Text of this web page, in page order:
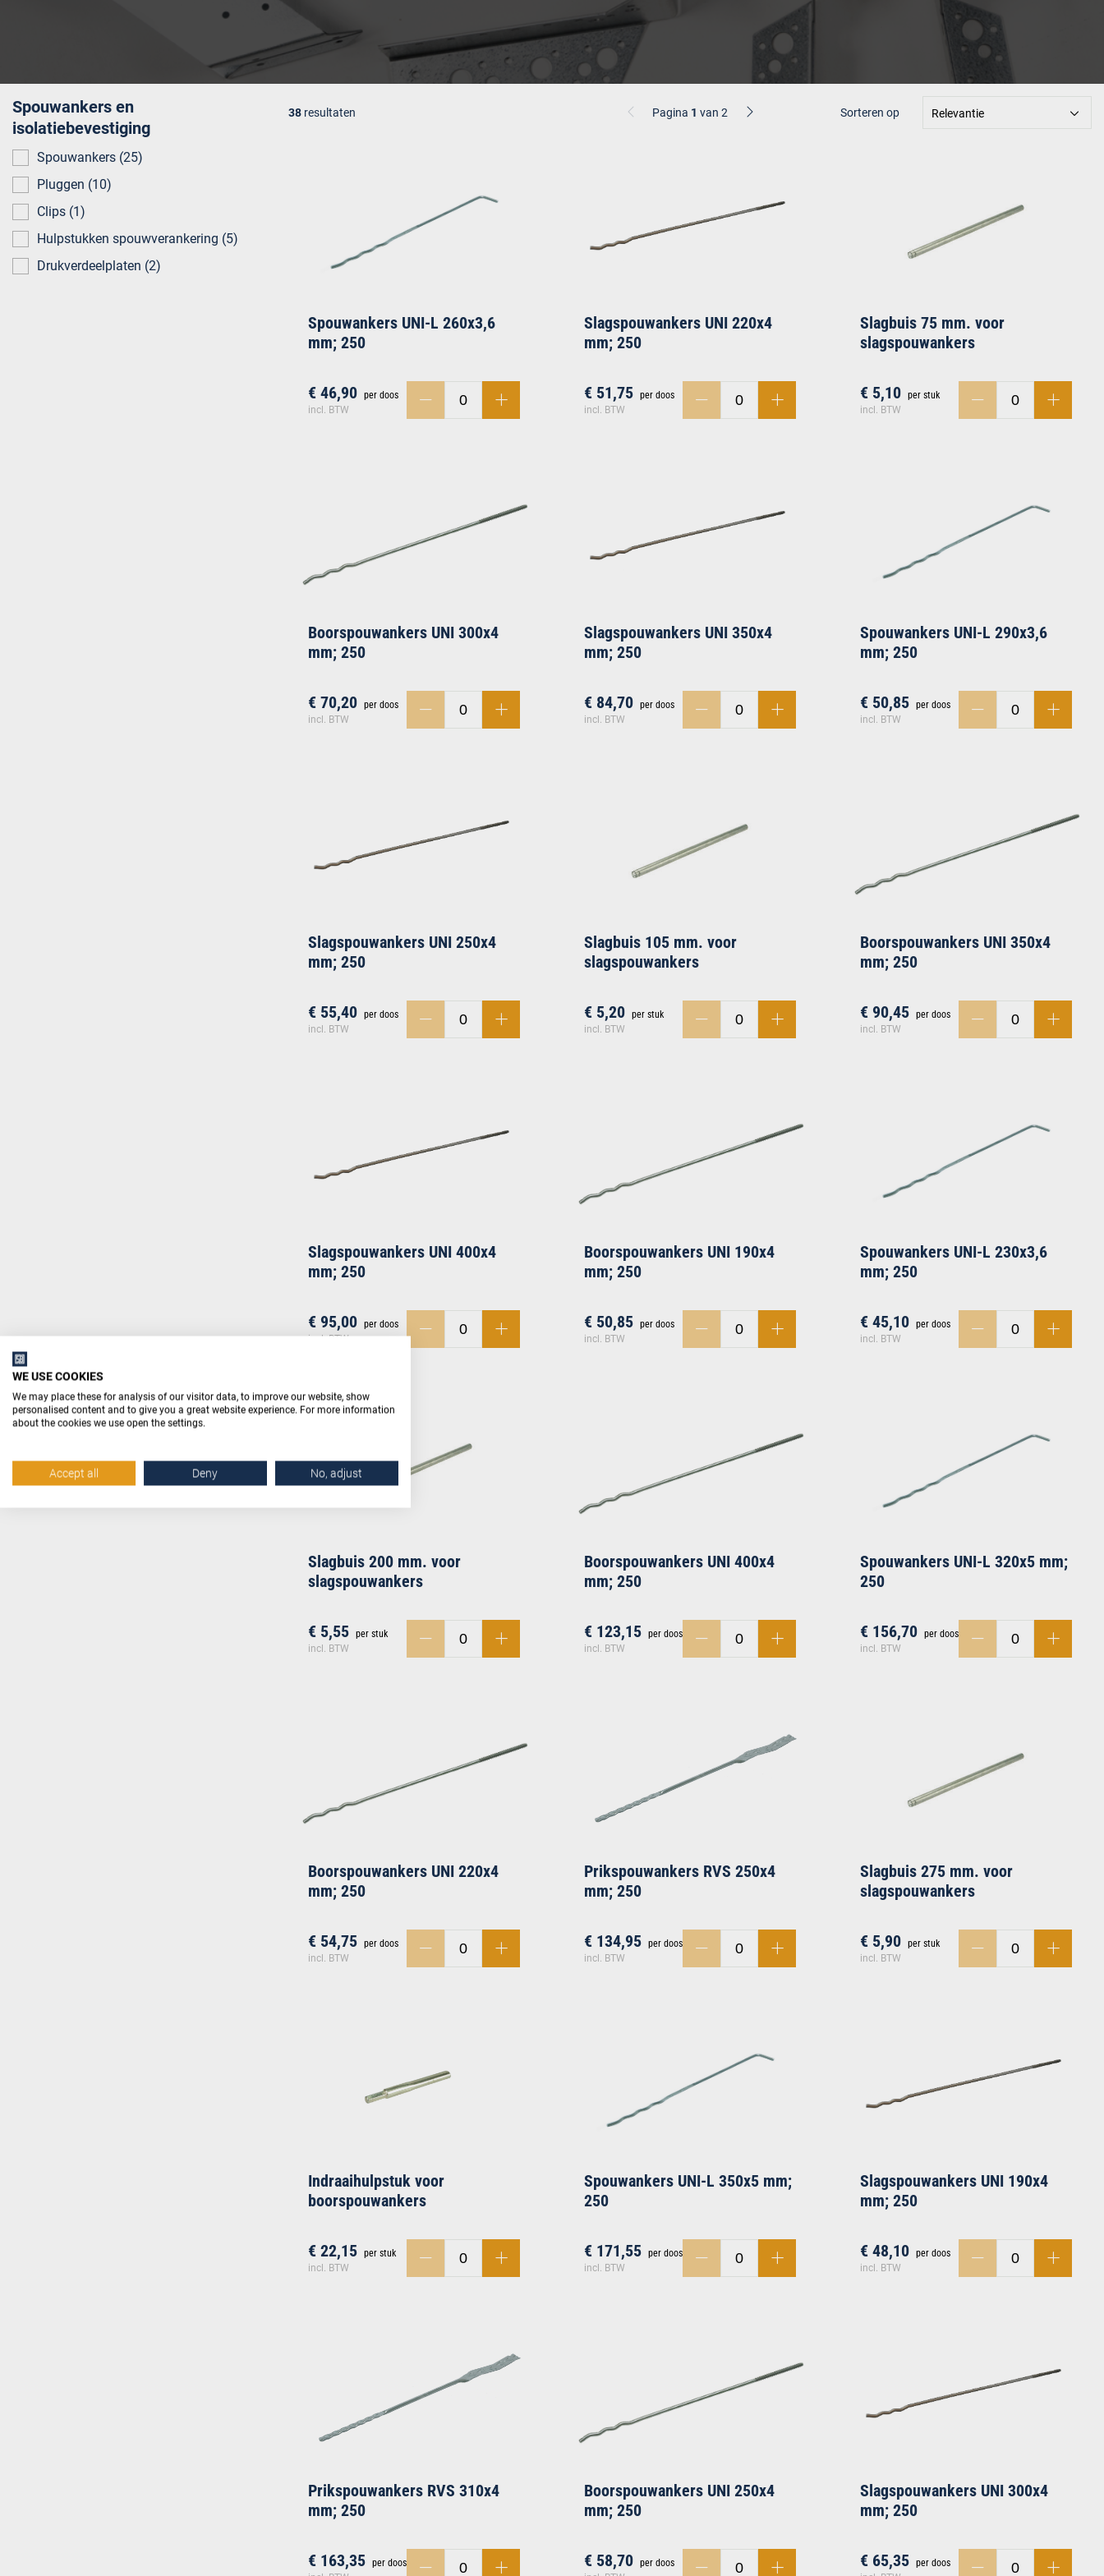
Aftimmerhout
Deurplaten
Gevelbeplating
Panelen en werkbladen
Lijmen, kitten en
purschuimen
Chemie
Spouwankers en
isolatiebevestiging
Spouwankers 25
Pluggen 10
Clips 1
Hulpstukken spouwverankering 5
Drukverdeelplaten 2
38 resultaten Pagina 1 van 2 Sorteren op Relevantie
Spouwankers UNI-L 260x3,6
mm; 250
€ 46,90 per doos
incl. BTW
Slagspouwankers UNI 220x4
mm; 250
€ 51,75 per doos
incl. BTW
Slagbuis 75 mm. voor
slagspouwankers
€ 5,10 per stuk
incl. BTW
Boorspouwankers UNI 300x4
mm; 250
€ 70,20 per doos
incl. BTW
Slagspouwankers UNI 350x4
mm; 250
€ 84,70 per doos
incl. BTW
Spouwankers UNI-L 290x3,6
mm; 250
€ 50,85 per doos
incl. BTW
Slagspouwankers UNI 250x4
mm; 250
€ 55,40 per doos
incl. BTW
Slagbuis 105 mm. voor
slagspouwankers
€ 5,20 per stuk
incl. BTW
Boorspouwankers UNI 350x4
mm; 250
€ 90,45 per doos
incl. BTW
Slagspouwankers UNI 400x4
mm; 250
€ 95,00 per doos
incl. BTW
Boorspouwankers UNI 190x4
mm; 250
€ 50,85 per doos
incl. BTW
Spouwankers UNI-L 230x3,6
mm; 250
€ 45,10 per doos
incl. BTW
Slagbuis 200 mm. voor
slagspouwankers
€ 5,55 per stuk
incl. BTW
Boorspouwankers UNI 400x4
mm; 250
€ 123,15 per doos
incl. BTW
Spouwankers UNI-L 320x5 mm;
250
€ 156,70 per doos
incl. BTW
Boorspouwankers UNI 220x4
mm; 250
€ 54,75 per doos
incl. BTW
Prikspouwankers RVS 250x4
mm; 250
€ 134,95 per doos
incl. BTW
Slagbuis 275 mm. voor
slagspouwankers
€ 5,90 per stuk
incl. BTW
Indraaihulpstuk voor
boorspouwankers
€ 22,15 per stuk
incl. BTW
Spouwankers UNI-L 350x5 mm;
250
€ 171,55 per doos
incl. BTW
Slagspouwankers UNI 190x4
mm; 250
€ 48,10 per doos
incl. BTW
Prikspouwankers RVS 310x4
mm; 250
€ 163,35 per doos
Boorspouwankers UNI 250x4
mm; 250
€ 58,70 per doos
Slagspouwankers UNI 300x4
mm; 250
€ 65,35 per doos
WE USE COOKIES
We may place these for analysis of our visitor data, to improve our website, show
personalised content and to give you a great website experience. For more information
about the cookies we use open the settings.
Accept all Deny No, adjust